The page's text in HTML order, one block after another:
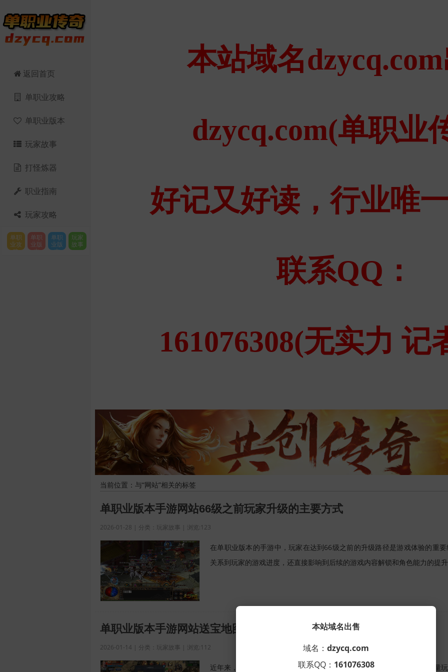
返回首页
单职业攻略
单职业版本
玩家故事
打怪炼器
职业指南
玩家攻略
单职
业攻
略
单职
业版
本
单职
业版
本
玩家
故事
当前位置：与“网站”相关的标签
单职业版本手游网站66级之前玩家升级的主要方式
2026-01-28 | 分类：玩家故事 | 浏览:123
在单职业版本的手游中，玩家在达到66级之前的升级路径是游戏体验的重
关系到玩家的游戏进度，还直接影响到后续的游戏内容解锁和角色能力的提
单职业版本手游网站送宝地图卡位打焚天马奴经验
2026-01-14 | 分类：玩家故事 | 浏览:112
近年来，单职业版本手游凭借其独特的玩法和刺激的游戏体验，吸引了大量
本站域名出售
域名： dzycq.com
联系QQ： 161076308